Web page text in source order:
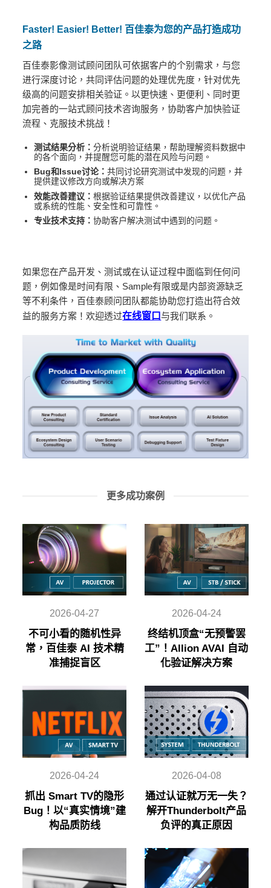
Faster! Easier! Better! 百佳泰为您的产品打造成功
之路
百佳泰影像测试顾问团队可依据客户的个别需求，与您
进行深度讨论，共同评估问题的处理优先度，针对优先
级高的问题安排相关验证。以更快速、更便利、同时更
加完善的一站式顾问技术咨询服务，协助客户加快验证
流程、克服技术挑战！
测试结果分析： 分析说明验证结果，帮助理解资料数据中
的各个面向，并提醒您可能的潜在风险与问题。
Bug和Issue讨论： 共同讨论研究测试中发现的问题，并
提供建议修改方向或解决方案
效能改善建议： 根据验证结果提供改善建议，以优化产品
或系统的性能、安全性和可靠性。
专业技术支持： 协助客户解决测试中遇到的问题。
如果您在产品开发、测试或在认证过程中面临到任何问
题，例如像是时间有限、Sample有限或是内部资源缺乏
等不利条件，百佳泰顾问团队都能协助您打造出符合效
益的服务方案！欢迎透过在线窗口与我们联系。
更多成功案例
2026-04-27
不可小看的随机性异
常，百佳泰 AI 技术精
准捕捉盲区
2026-04-24
终结机顶盒“无预警罢
工”！Allion AVAI 自动
化验证解决方案
2026-04-24
抓出 Smart TV的隐形
Bug！以“真实情境”建
构品质防线
2026-04-08
通过认证就万无一失？
解开Thunderbolt产品
负评的真正原因